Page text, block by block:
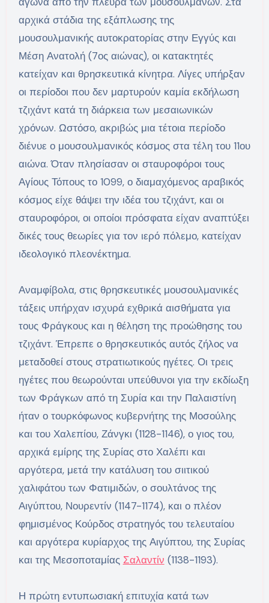
αρχικά στάδια της εξάπλωσης της
μουσουλμανικής αυτοκρατορίας στην Εγγύς και
Μέση Ανατολή (7ος αιώνας), οι κατακτητές
κατείχαν και θρησκευτικά κίνητρα. Λίγες υπήρξαν
οι περίοδοι που δεν μαρτυρούν καμία εκδήλωση
τζιχάντ κατά τη διάρκεια των μεσαιωνικών
χρόνων. Ωστόσο, ακριβώς μια τέτοια περίοδο
διένυε ο μουσουλμανικός κόσμος στα τέλη του 11ου
αιώνα. Όταν πλησίασαν οι σταυροφόροι τους
Αγίους Τόπους το 1099, ο διαμαχόμενος αραβικός
κόσμος είχε θάψει την ιδέα του τζιχάντ, και οι
σταυροφόροι, οι οποίοι πρόσφατα είχαν αναπτύξει
δικές τους θεωρίες για τον ιερό πόλεμο, κατείχαν
ιδεολογικό πλεονέκτημα.
Αναμφίβολα, στις θρησκευτικές μουσουλμανικές
τάξεις υπήρχαν ισχυρά εχθρικά αισθήματα για
τους Φράγκους και η θέληση της προώθησης του
τζιχάντ. Έπρεπε ο θρησκευτικός αυτός ζήλος να
μεταδοθεί στους στρατιωτικούς ηγέτες. Οι τρεις
ηγέτες που θεωρούνται υπεύθυνοι για την εκδίωξη
των Φράγκων από τη Συρία και την Παλαιστίνη
ήταν ο τουρκόφωνος κυβερνήτης της Μοσούλης
και του Χαλεπίου, Ζάνγκι (1128-1146), ο γιος του,
αρχικά εμίρης της Συρίας στο Χαλέπι και
αργότερα, μετά την κατάλυση του σιιτικού
χαλιφάτου των Φατιμιδών, ο σουλτάνος της
Αιγύπτου, Νουρεντίν (1147-1174), και ο πλέον
φημισμένος Κούρδος στρατηγός του τελευταίου
και αργότερα κυρίαρχος της Αιγύπτου, της Συρίας
και της Μεσοποταμίας Σαλαντίν (1138-1193).
Η πρώτη εντυπωσιακή επιτυχία κατά των